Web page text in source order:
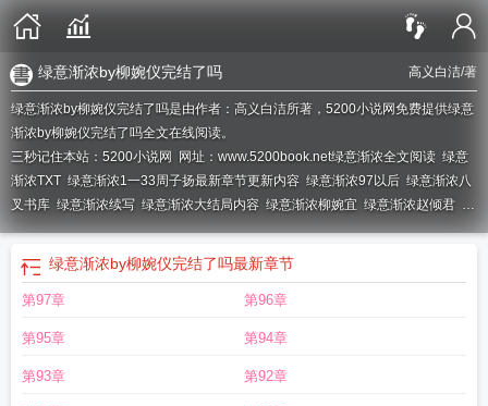
高义白洁/著
绿意渐浓by柳婉仪完结了吗
绿意渐浓by柳婉仪完结了吗是由作者：高义白洁所著，5200小说网免费提供绿意
渐浓by柳婉仪完结了吗全文在线阅读。
三秒记住本站：5200小说网 网址：www.5200book.net绿意渐浓全文阅读 绿意
渐浓TXT 绿意渐浓1一33周子扬最新章节更新内容 绿意渐浓97以后 绿意渐浓八
叉书库 绿意渐浓续写 绿意渐浓大结局内容 绿意渐浓柳婉宜 绿意渐浓赵倾君 绿
意渐浓三花齐开绿意渐浓全文绿意渐浓下一句怎么接绿意渐浓江南大刀无
绿意渐浓欧阳番外 绿意渐浓纯爱改 绿意渐浓无绿改
意渐浓1-124
绿意渐浓金木107
欧阳的蜕变和新生
绿意渐浓林轩宇笔趣阁绿意渐浓金木免费阅读
隐藏
绿意渐浓金木全文 绿意渐浓无绿改江南大刀2012
渐浓漫画
绿意渐浓完整版
绿意渐浓by柳婉仪完结了吗最新章节
第97章 第96章
第95章 第94章
第93章 第92章